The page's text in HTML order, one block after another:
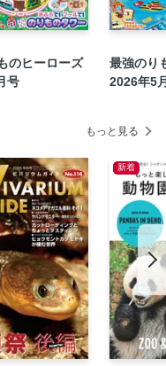
みつ］おすと どうなる!?
くわく でんしゃ ずかん
ボタンこうさくの つく
ボタンこうさく（とじ
ージ】【ひこうき・ふ
さいきょうの しんがた
ージ】【ひこうき・ふ
わいい どうぶつが いっ
カーズ トミカ シール
のヒーローズ
号
最強のり
2026年5
もっと見る
新着